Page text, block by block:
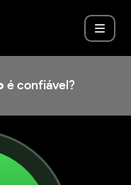
é confiável?